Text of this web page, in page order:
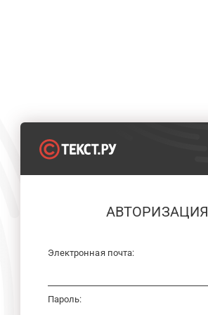
АВТОРИЗАЦИЯ
Электронная почта:
Пароль: